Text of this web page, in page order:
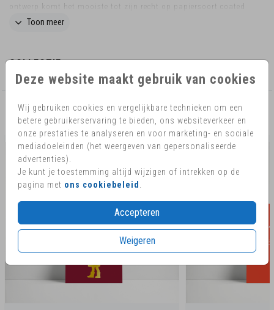
Deze website maakt gebruik van cookies
Wij gebruiken cookies en vergelijkbare technieken om een
betere gebruikerservaring te bieden, ons websiteverkeer en
onze prestaties te analyseren en voor marketing- en sociale
mediadoeleinden (het weergeven van gepersonaliseerde
advertenties).
Je kunt je toestemming altijd wijzigen of intrekken op de
pagina met ons cookiebeleid
Accepteren
Weigeren
ontwerp komt het mooiste tot zijn recht op papiersoort coated
karton. • Kies een envelopkleur die de stijl van de kaart
Toon meer
COLLECTIE
AANBEVOLEN